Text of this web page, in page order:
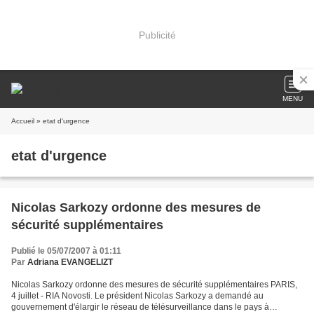
Publicité
MENU
Accueil » etat d'urgence
etat d'urgence
Nicolas Sarkozy ordonne des mesures de
sécurité supplémentaires
Publié le 05/07/2007 à 01:11
Par Adriana EVANGELIZT
Nicolas Sarkozy ordonne des mesures de sécurité supplémentaires PARIS,
4 juillet - RIA Novosti. Le président Nicolas Sarkozy a demandé au
gouvernement d'élargir le réseau de télésurveillance dans le pays à